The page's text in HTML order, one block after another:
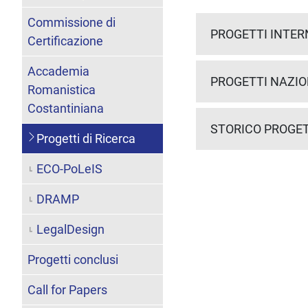
PROGETTI
PROGETTI
STORICO
Commissione di
Certificazione
Accademia
Romanistica
Costantiniana
Progetti di Ricerca
ECO-PoLeIS
DRAMP
LegalDesign
Progetti conclusi
Call for Papers